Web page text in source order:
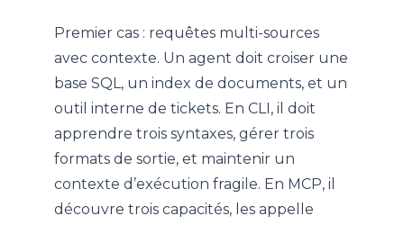
Premier cas : requêtes multi-sources
avec contexte. Un agent doit croiser une
base SQL, un index de documents, et un
outil interne de tickets. En CLI, il doit
apprendre trois syntaxes, gérer trois
formats de sortie, et maintenir un
contexte d’exécution fragile. En MCP, il
découvre trois capacités, les appelle